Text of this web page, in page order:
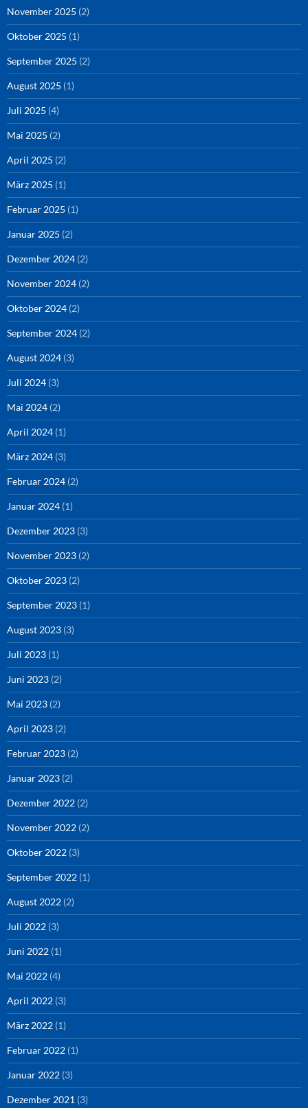
November 2025 (2)
Oktober 2025 (1)
September 2025 (2)
August 2025 (1)
Juli 2025 (4)
Mai 2025 (2)
April 2025 (2)
März 2025 (1)
Februar 2025 (1)
Januar 2025 (2)
Dezember 2024 (2)
November 2024 (2)
Oktober 2024 (2)
September 2024 (2)
August 2024 (3)
Juli 2024 (3)
Mai 2024 (2)
April 2024 (1)
März 2024 (3)
Februar 2024 (2)
Januar 2024 (1)
Dezember 2023 (3)
November 2023 (2)
Oktober 2023 (2)
September 2023 (1)
August 2023 (3)
Juli 2023 (1)
Juni 2023 (2)
Mai 2023 (2)
April 2023 (2)
Februar 2023 (2)
Januar 2023 (2)
Dezember 2022 (2)
November 2022 (2)
Oktober 2022 (3)
September 2022 (1)
August 2022 (2)
Juli 2022 (3)
Juni 2022 (1)
Mai 2022 (4)
April 2022 (3)
März 2022 (1)
Februar 2022 (1)
Januar 2022 (3)
Dezember 2021 (3)